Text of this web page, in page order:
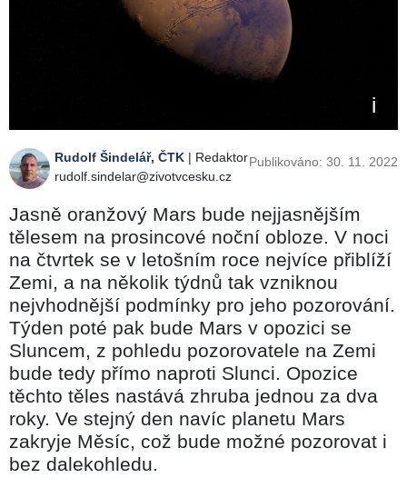
Rudolf Šindelář, ČTK | Redaktor
rudolf.sindelar@zivotvcesku.cz
Publikováno: 30. 11. 2022
Jasně oranžový Mars bude nejjasnějším
tělesem na prosincové noční obloze. V noci
na čtvrtek se v letošním roce nejvíce přiblíží
Zemi, a na několik týdnů tak vzniknou
nejvhodnější podmínky pro jeho pozorování.
Týden poté pak bude Mars v opozici se
Sluncem, z pohledu pozorovatele na Zemi
bude tedy přímo naproti Slunci. Opozice
těchto těles nastává zhruba jednou za dva
roky. Ve stejný den navíc planetu Mars
zakryje Měsíc, což bude možné pozorovat i
bez dalekohledu.